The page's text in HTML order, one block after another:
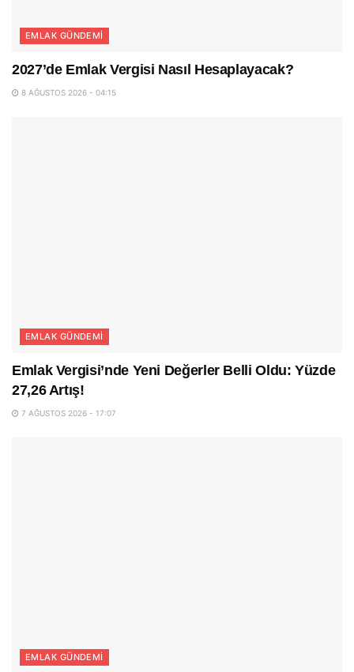
EMLAK GÜNDEMI
2027’de Emlak Vergisi Nasıl Hesaplayacak?
8 AĞUSTOS 2026 - 04:15
EMLAK GÜNDEMI
Emlak Vergisi’nde Yeni Değerler Belli Oldu: Yüzde
27,26 Artış!
7 AĞUSTOS 2026 - 17:07
EMLAK GÜNDEMI